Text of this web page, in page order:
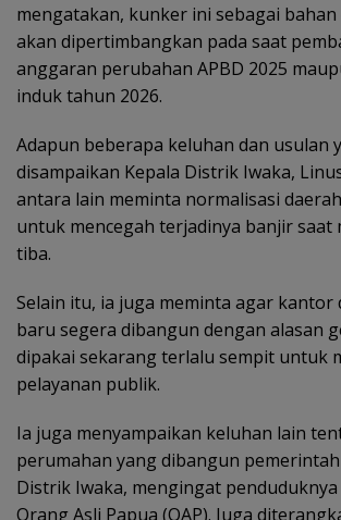
mengatakan, kunker ini sebagai bahan
akan dipertimbangkan pada saat
anggaran perubahan APBD 2025
induk tahun 2026.
Adapun beberapa keluhan dan usulan
disampaikan Kepala Distrik Iwaka,
antara lain meminta normalisasi
untuk mencegah terjadinya banjir saat
tiba.
Selain itu, ia juga meminta agar kantor
baru segera dibangun dengan alasan
dipakai sekarang terlalu sempit untuk
pelayanan publik.
Ia juga menyampaikan keluhan lain
perumahan yang dibangun
Distrik Iwaka, mengingat
Orang Asli Papua (OAP). Juga